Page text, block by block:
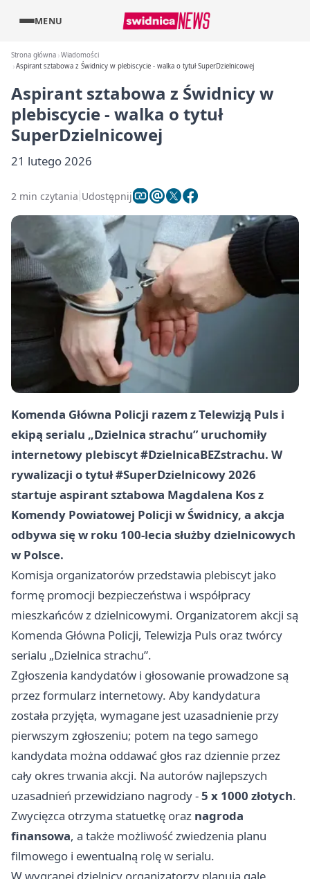
MENU
Strona główna Wiadomości
Aspirant sztabowa z Świdnicy w plebiscycie - walka o tytuł SuperDzielnicowej
Aspirant sztabowa z Świdnicy w
plebiscycie - walka o tytuł
SuperDzielnicowej
21 lutego 2026
2 min czytania Udostępnij
Komenda Główna Policji razem z Telewizją Puls i
ekipą serialu „Dzielnica strachu” uruchomiły
internetowy plebiscyt #DzielnicaBEZstrachu. W
rywalizacji o tytuł #SuperDzielnicowy 2026
startuje aspirant sztabowa Magdalena Kos z
Komendy Powiatowej Policji w Świdnicy, a akcja
odbywa się w roku 100-lecia służby dzielnicowych
w Polsce.
Komisja organizatorów przedstawia plebiscyt jako
formę promocji bezpieczeństwa i współpracy
mieszkańców z dzielnicowymi. Organizatorem akcji są
Komenda Główna Policji, Telewizja Puls oraz twórcy
serialu „Dzielnica strachu”.
Zgłoszenia kandydatów i głosowanie prowadzone są
przez formularz internetowy. Aby kandydatura
została przyjęta, wymagane jest uzasadnienie przy
pierwszym zgłoszeniu; potem na tego samego
kandydata można oddawać głos raz dziennie przez
cały okres trwania akcji. Na autorów najlepszych
uzasadnień przewidziano nagrody -5 x 1000 złotych.
Zwycięzca otrzyma statuetkę oraz nagroda
finansowa, a także możliwość zwiedzenia planu
filmowego i ewentualną rolę w serialu.